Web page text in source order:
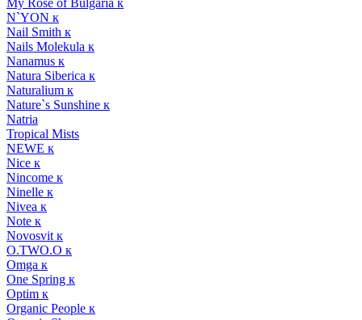
My Rose of Bulgaria к
N`YON к
Nail Smith к
Nails Molekula к
Nanamus к
Natura Siberica к
Naturalium к
Nature`s Sunshine к
Natria
Tropical Mists
NEWE к
Nice к
Nincome к
Ninelle к
Nivea к
Note к
Novosvit к
O.TWO.O к
Omga к
One Spring к
Optim к
Organic People к